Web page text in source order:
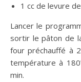
1 cc de levure
Lancer le
sortir le pâton de
four préchauffé à
température à
min.